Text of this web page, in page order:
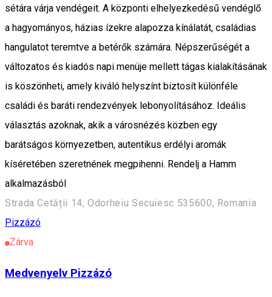
sétára várja vendégeit. A központi elhelyezkedésű vendéglő
a hagyományos, házias ízekre alapozza kínálatát, családias
hangulatot teremtve a betérők számára. Népszerűségét a
változatos és kiadós napi menüje mellett tágas kialakításának
is köszönheti, amely kiváló helyszínt biztosít különféle
családi és baráti rendezvények lebonyolításához. Ideális
választás azoknak, akik a városnézés közben egy
barátságos környezetben, autentikus erdélyi aromák
kíséretében szeretnének megpihenni. Rendelj a Hamm
alkalmazásból
Strada Cetății 14, Odorheiu Secuiesc 535600, Romania
Pizzázó
Zárva
Medvenyelv Pizzázó